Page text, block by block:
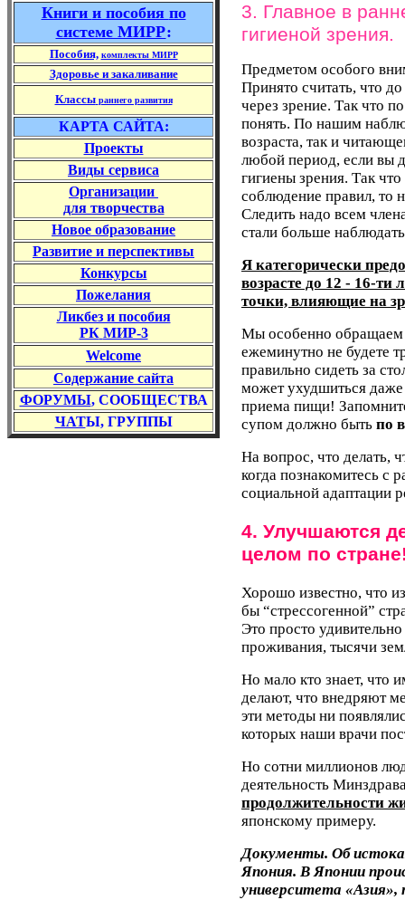
Книги и пособия по
системе МИРР:
Пособия, комплекты МИРР
Здоровье и закаливание
Классы раннего развития
КАРТА САЙТА:
Проекты
Виды сервиса
Организации
для творчества
Новое образование
Развитие и перспективы
Конкурсы
Пожелания
Ликбез и пособия
РК МИР-3
Welcome
Содержание сайта
ФОРУМЫ, СООБЩЕСТВА
ЧАТЫ, ГРУППЫ
3. Главное в
гигиеной зрения.
Предметом особого
Принято считать, что
через зрение. Так что
понять. По нашим
возраста, так и
любой период, если вы
гигиены зрения. Так
соблюдение правил, то
Следить надо всем
стали больше
Я категорически
возрасте до 12 - 16-ти
точки, влияющие на
Мы особенно обращаем
ежеминутно не будете
правильно сидеть за
может ухудшиться даже
приема пищи!
супом должно быть по
На вопрос, что делать,
когда познакомитесь с
социальной адаптации
4. Улучшаются
целом по
Хорошо известно, что
бы “стрессогенной”
Это просто
проживания, тысячи
Но мало кто знает, что
делают, что внедряют
эти методы ни
которых наши врачи
Но сотни миллионов
деятельность
продолжительности
японскому примеру.
Документы. Об
Япония. В Японии
университета